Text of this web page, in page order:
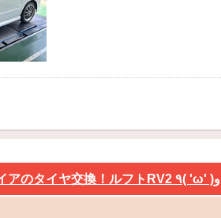
ヴェルファイアのタイヤ交換！ルフトRV2 ٩( 'ω' )و